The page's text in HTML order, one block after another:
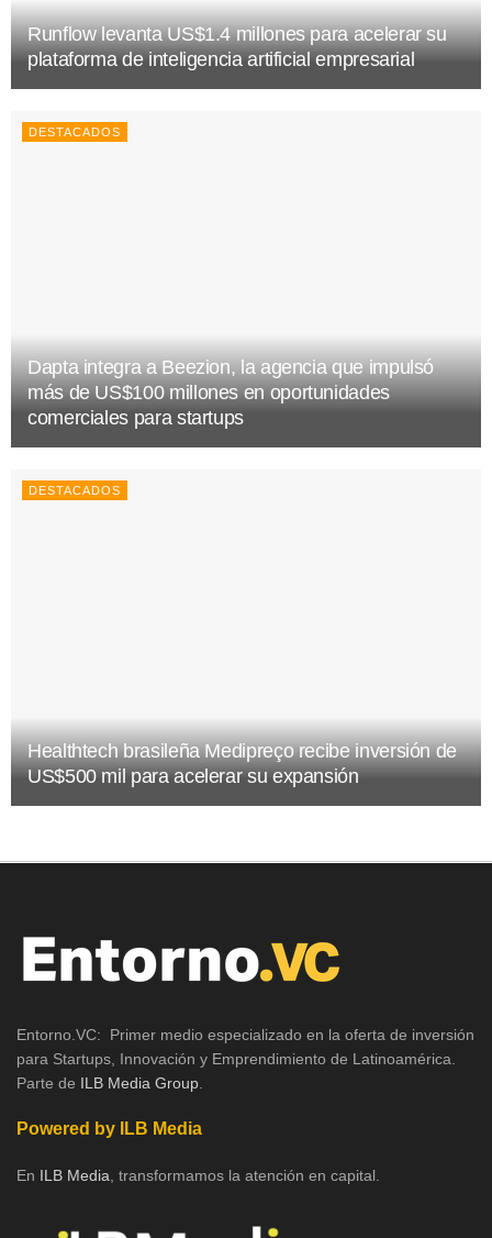
Runflow levanta US$1.4 millones para acelerar su
plataforma de inteligencia artificial empresarial
DESTACADOS
Dapta integra a Beezion, la agencia que impulsó
más de US$100 millones en oportunidades
comerciales para startups
DESTACADOS
Healthtech brasileña Medipreço recibe inversión de
US$500 mil para acelerar su expansión
Entorno.VC: Primer medio especializado en la oferta de inversión
para Startups, Innovación y Emprendimiento de Latinoamérica.
Parte de ILB Media Group
Powered by ILB Media
En ILB Media , transformamos la atención en capital.